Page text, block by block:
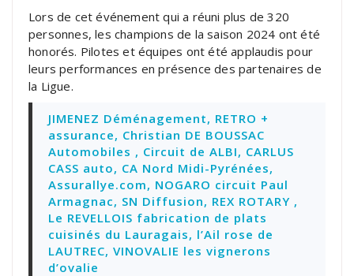
Lors de cet événement qui a réuni plus de 320
personnes, les champions de la saison 2024 ont été
honorés. Pilotes et équipes ont été applaudis pour
leurs performances en présence des partenaires de
la Ligue.
JIMENEZ Déménagement, RETRO +
assurance, Christian DE BOUSSAC
Automobiles , Circuit de ALBI, CARLUS
CASS auto, CA Nord Midi-Pyrénées,
Assurallye.com, NOGARO circuit Paul
Armagnac, SN Diffusion, REX ROTARY ,
Le REVELLOIS fabrication de plats
cuisinés du Lauragais, l’Ail rose de
LAUTREC, VINOVALIE les vignerons
d’ovalie